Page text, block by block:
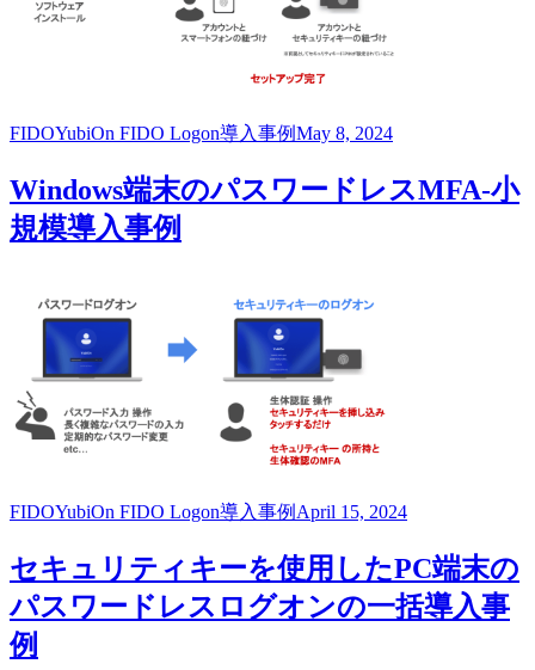
FIDOYubiOn FIDO Logon導入事例May 8, 2024
Windows端末のパスワードレスMFA-小
規模導入事例
FIDOYubiOn FIDO Logon導入事例April 15, 2024
セキュリティキーを使用したPC端末の
パスワードレスログオンの一括導入事
例